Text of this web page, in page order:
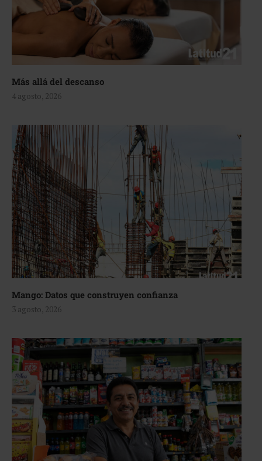
Más allá del descanso
4 agosto, 2026
Mango: Datos que construyen confianza
3 agosto, 2026